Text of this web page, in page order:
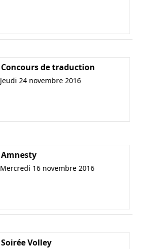
Concours de traduction
Jeudi 24 novembre 2016
Amnesty
Mercredi 16 novembre 2016
Soirée Volley